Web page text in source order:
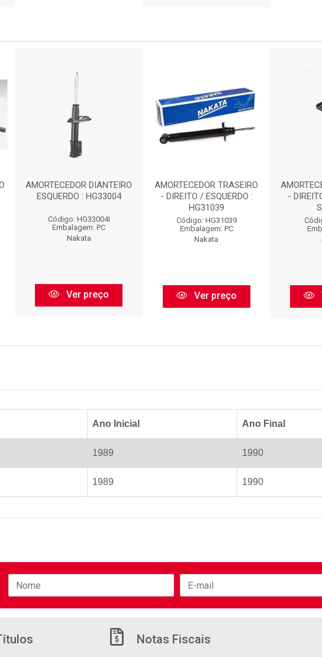
AMORTECEDOR DIANTEIRO
ESQUERDO : HG33004
Código: HG33004I
Embalagem: PC
Nakata
Ver preço
AMORTECEDOR TRASEIRO
- DIREITO / ESQUERDO :
HG31039
Código: HG31039
Embalagem: PC
Nakata
Ver preço
-
Ano Inicial Ano Final
1989 1990
1989 1990
Notas Fiscais